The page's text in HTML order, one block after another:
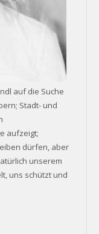
auf die Suche
Stadt- und
aufzeigt;
dürfen, aber
unserem
uns schützt und